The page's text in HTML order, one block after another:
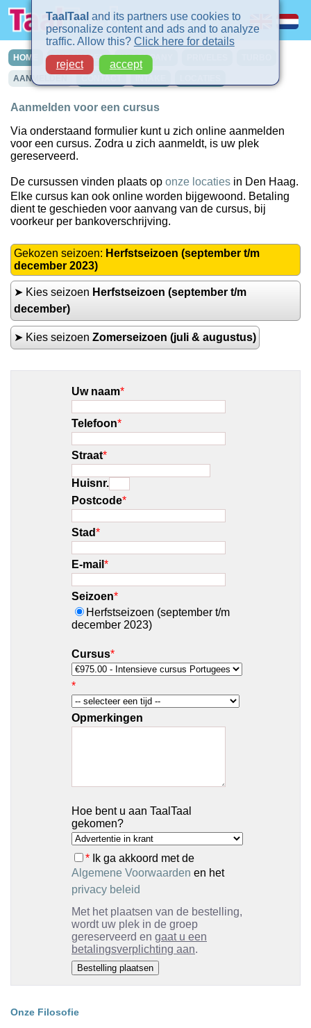
HOME CURSUSSEN IN-COMPANY
AANMELDEN
Aanmelden voor een cursus
Via onderstaand formulier kunt u zich online aanmelden
voor een cursus. Zodra u zich aanmeldt, is uw plek
gereserveerd.
De cursussen vinden plaats op onze locaties in Den Haag.
Elke cursus kan ook online worden bijgewoond. Betaling
dient te geschieden voor aanvang van de cursus, bij
voorkeur per bankoverschrijving.
Gekozen seizoen: Herfstseizoen (september t/m
december 2023)
➤ Kies seizoen Herfstseizoen (september t/m
december)
➤ Kies seizoen Zomerseizoen (juli & augustus)
Uw naam*
Telefoon*
Straat*
Huisnr.
Postcode*
Stad*
E-mail *
Seizoen*
Herfstseizoen (september t/m
december 2023)
Cursus*
*
Opmerkingen
Hoe bent u aan TaalTaal
gekomen?
* Ik ga akkoord met de
Algemene Voorwaarden en het
privacy beleid
Met het plaatsen van de bestelling,
wordt uw plek in de groep
gereserveerd en gaat u een
betalingsverplichting aan.
Onze Filosofie
TaalTaal and its partners use cookies to
personalize content and ads and to analyze
traffic. Allow this? Click here for details
reject
accept